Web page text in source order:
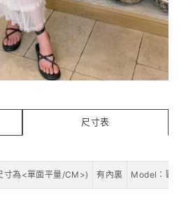
尺寸表
為<單面平量/CM>) 有內裏 Model：歐